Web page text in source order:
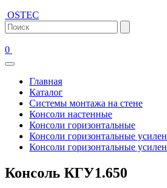
OSTEC
0
Главная
Каталог
Системы монтажа на стене
Консоли настенные
Консоли горизонтальные
Консоли горизонтальные
Консоли горизонтальные
Консоль КГУ1.650